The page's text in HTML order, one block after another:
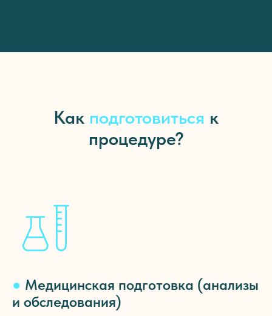
Как подготовиться к
процедуре?
● Медицинская подготовка (анализы
и обследования)